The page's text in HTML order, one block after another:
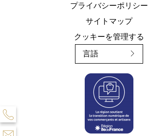
プライバシーポリシー
サイトマップ
クッキーを管理する
言語